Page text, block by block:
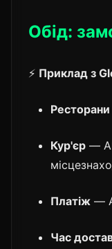
Обід:
⚡ Приклад з
Ресторани
Кур'єр —
Платіж —
Час